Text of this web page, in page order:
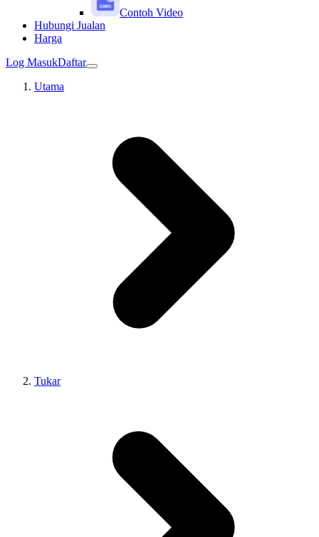
Contoh Video
Hubungi Jualan
Harga
Log MasukDaftar
Utama
Tukar